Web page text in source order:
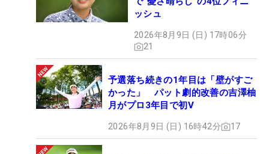
ッシュ
2026年8月9日 (日) 17時06分
21
予選落ち続きの1年目は「壁がすご
かった」 パット劇的改善の吉澤柚
月がプロ3年目で初V
2026年8月9日 (日) 16時42分 17